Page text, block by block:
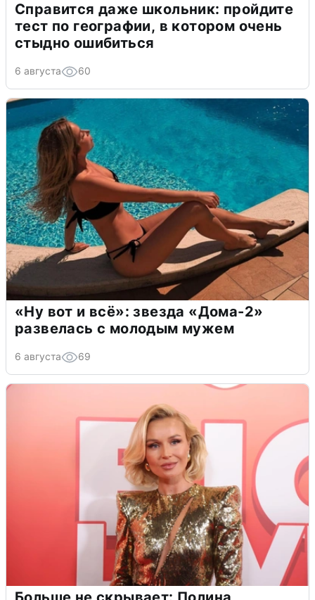
Справится даже школьник: пройдите
тест по географии, в котором очень
стыдно ошибиться
6 августа 60
«Ну вот и всё»: звезда «Дома-2»
развелась с молодым мужем
6 августа 69